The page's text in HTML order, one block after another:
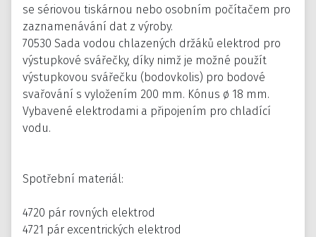
se sériovou tiskárnou nebo osobním počítačem pro
zaznamenávání dat z výroby.
70530 Sada vodou chlazených držáků elektrod pro
výstupkové svářečky, díky nimž je možné použít
výstupkovou svářečku (bodovkolis) pro bodové
svařování s vyložením 200 mm. Kónus ø 18 mm.
Vybavené elektrodami a připojením pro chladící
vodu.
Spotřební materiál:
4720 pár rovných elektrod
4721 pár excentrických elektrod